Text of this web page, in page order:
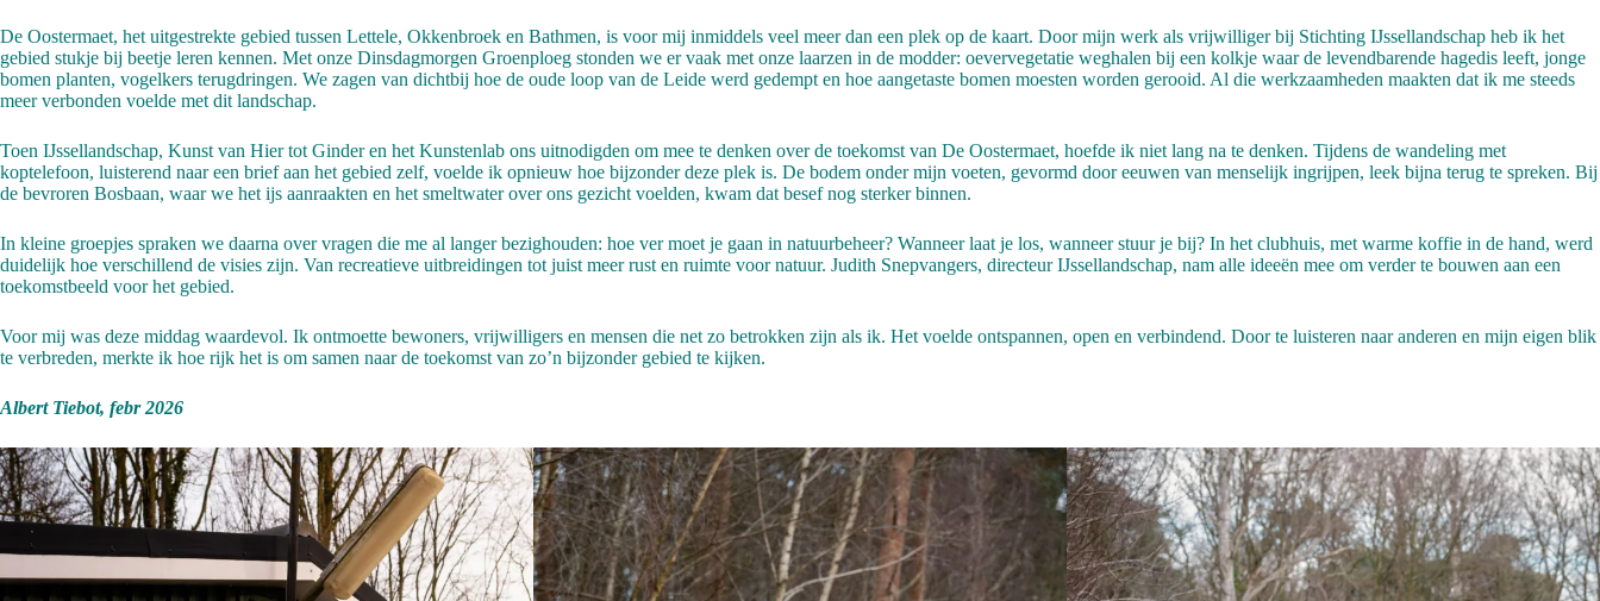
De Oostermaet, het uitgestrekte gebied tussen Lettele, Okkenbroek en Bathmen, is voor mij inmiddels veel meer dan een plek op de kaart. Door mijn werk als vrijwilliger bij Stichting IJssellandschap heb ik het
gebied stukje bij beetje leren kennen. Met onze Dinsdagmorgen Groenploeg stonden we er vaak met onze laarzen in de modder: oevervegetatie weghalen bij een kolkje waar de levendbarende hagedis leeft, jonge
bomen planten, vogelkers terugdringen. We zagen van dichtbij hoe de oude loop van de Leide werd gedempt en hoe aangetaste bomen moesten worden gerooid. Al die werkzaamheden maakten dat ik me steeds
meer verbonden voelde met dit landschap.
Toen IJssellandschap, Kunst van Hier tot Ginder en het Kunstenlab ons uitnodigden om mee te denken over de toekomst van De Oostermaet, hoefde ik niet lang na te denken. Tijdens de wandeling met
koptelefoon, luisterend naar een brief aan het gebied zelf, voelde ik opnieuw hoe bijzonder deze plek is. De bodem onder mijn voeten, gevormd door eeuwen van menselijk ingrijpen, leek bijna terug te spreken. Bij
de bevroren Bosbaan, waar we het ijs aanraakten en het smeltwater over ons gezicht voelden, kwam dat besef nog sterker binnen.
In kleine groepjes spraken we daarna over vragen die me al langer bezighouden: hoe ver moet je gaan in natuurbeheer? Wanneer laat je los, wanneer stuur je bij? In het clubhuis, met warme koffie in de hand, werd
duidelijk hoe verschillend de visies zijn. Van recreatieve uitbreidingen tot juist meer rust en ruimte voor natuur. Judith Snepvangers, directeur IJssellandschap, nam alle ideeën mee om verder te bouwen aan een
toekomstbeeld voor het gebied.
Voor mij was deze middag waardevol. Ik ontmoette bewoners, vrijwilligers en mensen die net zo betrokken zijn als ik. Het voelde ontspannen, open en verbindend. Door te luisteren naar anderen en mijn eigen blik
te verbreden, merkte ik hoe rijk het is om samen naar de toekomst van zo’n bijzonder gebied te kijken.
Albert Tiebot, febr 2026